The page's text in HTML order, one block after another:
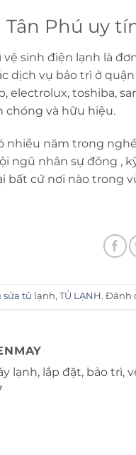
Phú uy
sinh điện lạnh là
dịch vụ bảo trì ở
electrolux, toshiba,
chóng và hữu hiệu.
năm trong
ngũ nhân sự đông ,
bất cứ nơi nào trong
sửa tủ lạnh, TỦ LẠNH. Đánh
lạnh, lắp đặt, bảo trì,